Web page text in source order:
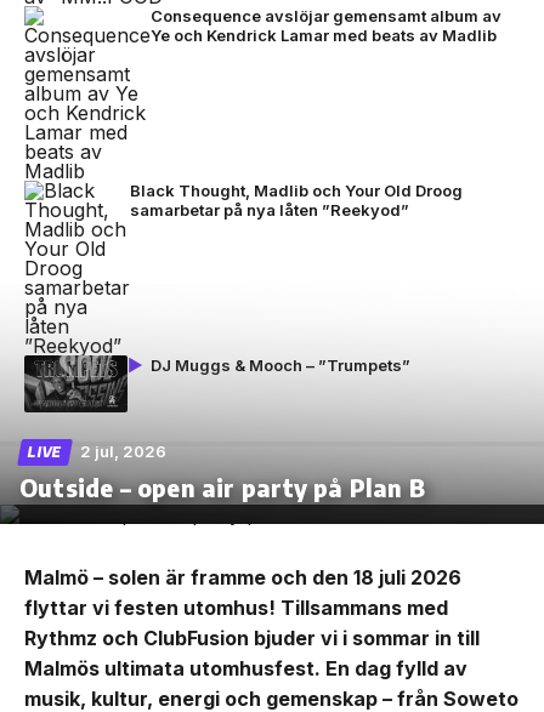
Consequence avslöjar gemensamt album av
Ye och Kendrick Lamar med beats av Madlib
Black Thought, Madlib och Your Old Droog
samarbetar på nya låten ”Reekyod”
DJ Muggs & Mooch – ”Trumpets”
LIVE 2 jul, 2026
Outside – open air party på Plan B
Malmö – solen är framme och den 18 juli 2026
flyttar vi festen utomhus! Tillsammans med
Rythmz och ClubFusion bjuder vi i sommar in till
Malmös ultimata utomhusfest. En dag fylld av
musik, kultur, energi och gemenskap – från Soweto